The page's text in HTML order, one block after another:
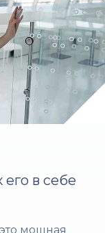
его в себе
мощная